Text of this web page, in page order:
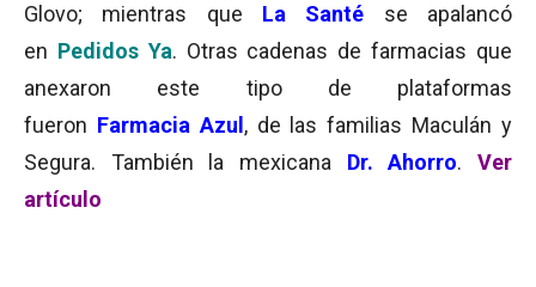
Glovo; mientras que La Santé se apalancó
en Pedidos Ya. Otras cadenas de farmacias que
anexaron este tipo de plataformas
fueron Farmacia Azul , de las familias Maculán y
Segura. También la mexicana Dr. Ahorro.Ver
artículo